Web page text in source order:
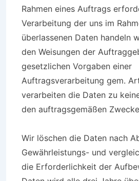
Rahmen eines Auftrags
Verarbeitung der uns im
überlassenen Daten handeln
den Weisungen der
gesetzlichen Vorgaben einer
Auftragsverarbeitung gem.
verarbeiten die Daten zu
den auftragsgemäßen
Wir löschen die Daten nach
Gewährleistungs- und
die Erforderlichkeit der